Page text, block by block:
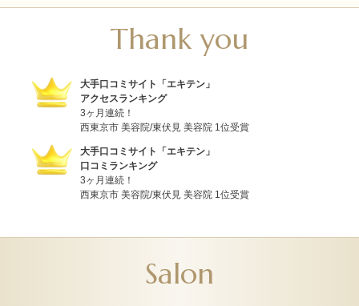
Thank you
大手口コミサイト「エキテン」
アクセスランキング
3ヶ月連続！
西東京市 美容院/東伏見 美容院 1位受賞
大手口コミサイト「エキテン」
口コミランキング
3ヶ月連続！
西東京市 美容院/東伏見 美容院 1位受賞
Salon